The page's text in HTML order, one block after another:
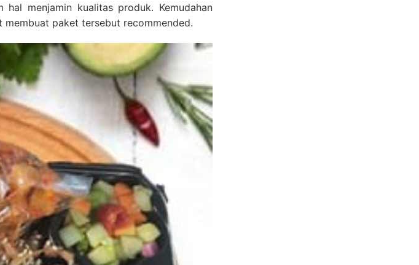
menjamin kualitas produk. Kemudahan
membuat paket tersebut recommended.